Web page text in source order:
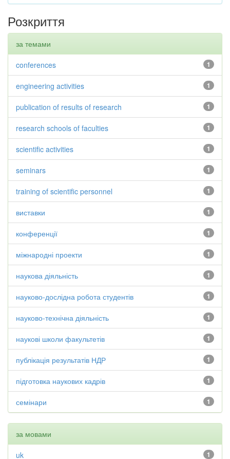
Розкриття
за темами
1
conferences
1
engineering activities
1
publication of results of research
1
research schools of faculties
1
scientific activities
1
seminars
1
training of scientific personnel
1
виставки
1
конференції
1
міжнародні проекти
1
наукова діяльність
1
науково-дослідна робота студентів
1
науково-технічна діяльність
1
наукові школи факультетів
1
публікація результатів НДР
1
підготовка наукових кадрів
1
семінари
за мовами
1
uk